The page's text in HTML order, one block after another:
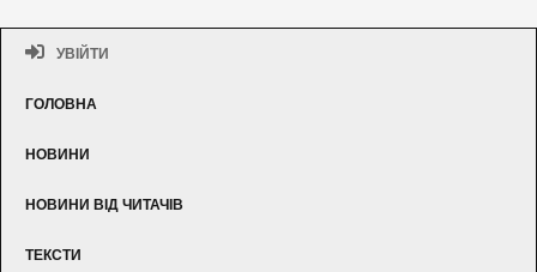
УВІЙТИ
ГОЛОВНА
НОВИНИ
НОВИНИ ВІД ЧИТАЧІВ
ТЕКСТИ